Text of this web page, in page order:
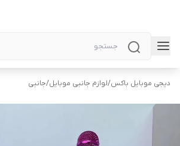
دیجی موبایل باکس/لوازم جانبی موبایل/جانبی